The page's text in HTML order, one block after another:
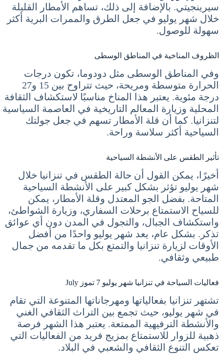
سيرينجيتي. بالإضافة إلى ذلك، تساهم الأمطار القليلة
خلال شهر يوليو في جعل الطرق والممرات البرية أكثر
سهولة للوصول.
الظروف المناخية في المناطق الوسطى
وفي المناطق الوسطى مثل دودوما، تكون درجات
الحرارة متوسطة ومريحة، حيث تتراوح بين 15 و27
درجة مئوية. يعتبر هذا المناخ مناسبًا لاستكشاف الثقافة
المحلية وزيارة المعالم التاريخية في العاصمة السياسية
لتنزانيا. كما أن قلة الأمطار تسهم في جعل جولتك
السياحية أكثر سلاسة وراحة.
تأثير الطقس على الأنشطة السياحية
أخيرًا، يمكن القول أن حالة الطقس في تنزانيا خلال
شهر يوليو تؤثر بشكل كبير على الأنشطة السياحية
المتاحة. بفضل الجو المعتدل وقلة الأمطار، يمكن
للسياح الاستمتاع برحلات السفاري، وزيارة الشواطئ،
واستكشاف الجبال، والتجول في المدن دون أي عوائق
تذكر. بشكل عام، يعد شهر يوليو واحدًا من أفضل
الأوقات لزيارة تنزانيا والتمتع بكل ما تقدمه من جمال
طبيعي وثقافي.
فعاليات السياحة في تنزانيا شهر يوليو 7 تموز July
تشتهر تنزانيا بفعالياتها ومهرجاناتها المتنوعة التي تقام
في شهر يوليو، حيث تجمع بين التراث الثقافي الغني
والأنشطة الترفيهية الممتعة. يعتبر هذا الشهر فرصة
ذهبية للزوار للاستمتاع بمزيج فريد من الفعاليات التي
تعكس التنوع الثقافي والشعبي في البلاد.